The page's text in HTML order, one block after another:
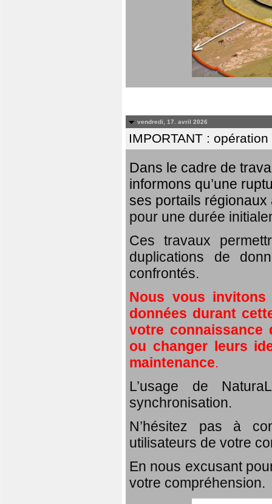
vendredi, 17. avril 2026
IMPORTANT :
Dans le cadre de
informons qu’une
ses portails régionaux
pour une durée
Ces travaux
duplications de
confrontés.
Nous vous
données durant
votre connaissance
ou changer leurs
maintenance.
L’usage de
synchronisation.
N’hésitez pas à
utilisateurs de votre
En nous excusant
votre compréhension.